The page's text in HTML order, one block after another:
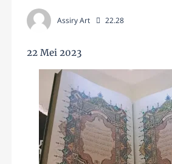
Assiry Art 22.28
22 Mei 2023